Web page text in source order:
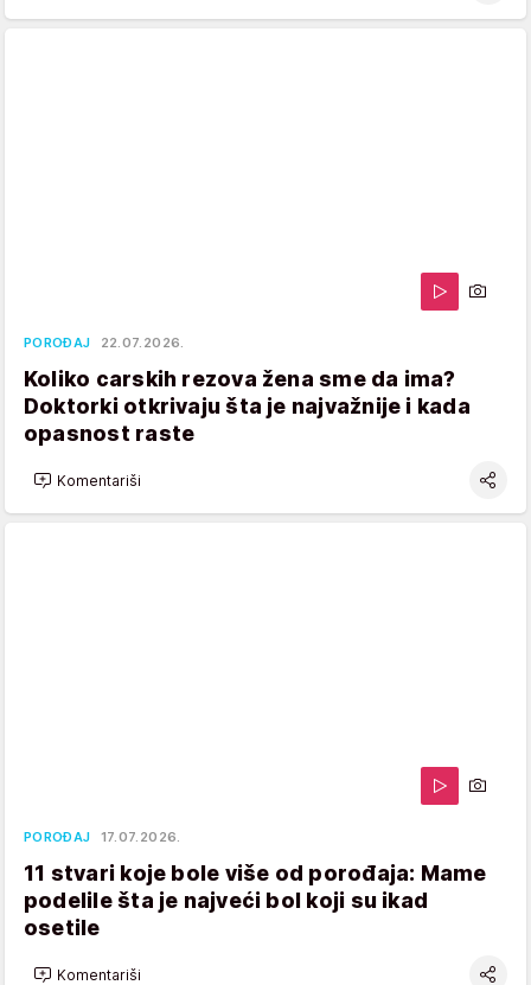
POROĐAJ 22.07.2026.
Koliko carskih rezova žena sme da ima?
Doktorki otkrivaju šta je najvažnije i kada
opasnost raste
Komentariši
POROĐAJ 17.07.2026.
11 stvari koje bole više od porođaja: Mame
podelile šta je najveći bol koji su ikad
osetile
Komentariši